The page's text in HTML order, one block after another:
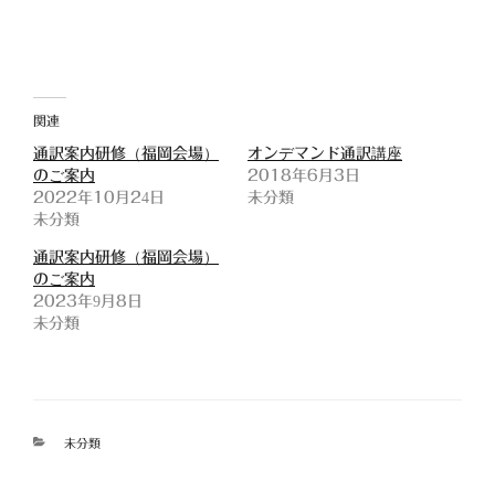
関連
通訳案内研修（福岡会場）
のご案内
2022年10月24日
未分類
オンデマンド通訳講座
2018年6月3日
未分類
通訳案内研修（福岡会場）
のご案内
2023年9月8日
未分類
カ
未分類